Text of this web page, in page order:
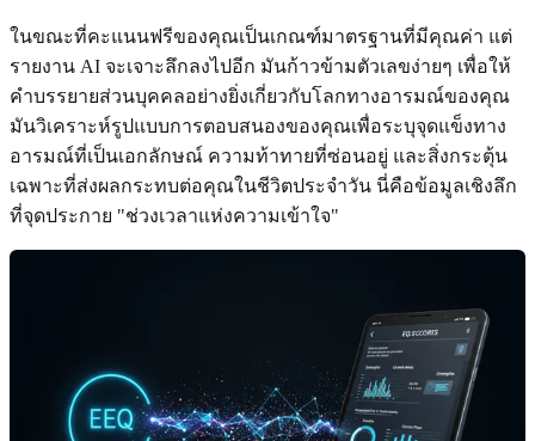
ในขณะที่คะแนนฟรีของคุณเป็นเกณฑ์มาตรฐานที่มีคุณค่า แต่
รายงาน AI จะเจาะลึกลงไปอีก มันก้าวข้ามตัวเลขง่ายๆ เพื่อให้
คำบรรยายส่วนบุคคลอย่างยิ่งเกี่ยวกับโลกทางอารมณ์ของคุณ
มันวิเคราะห์รูปแบบการตอบสนองของคุณเพื่อระบุจุดแข็งทาง
อารมณ์ที่เป็นเอกลักษณ์ ความท้าทายที่ซ่อนอยู่ และสิ่งกระตุ้น
เฉพาะที่ส่งผลกระทบต่อคุณในชีวิตประจำวัน นี่คือข้อมูลเชิงลึก
ที่จุดประกาย "ช่วงเวลาแห่งความเข้าใจ"